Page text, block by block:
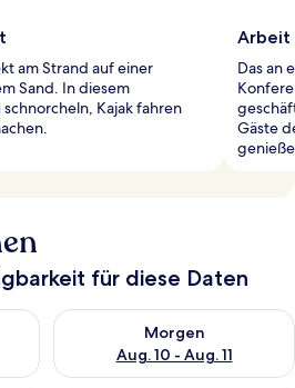
am Strand auf einer
Sand. In diesem
Kajak fahren
Arbeit
Das an
Gäste
für diese Daten
für heute Nacht, Aug. 9 - Aug.
Morgen
Aug. 10 - Aug. 11
Überprüfe die Verfügbarkeit